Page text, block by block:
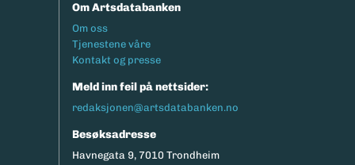
Om Artsdatabanken
Footermeny
Om oss
Tjenestene våre
Kontakt og presse
Meld inn feil på nettsider:
redaksjonen@artsdatabanken.no
Besøksadresse
Havnegata 9, 7010 Trondheim